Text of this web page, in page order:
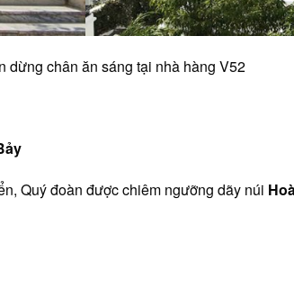
dừng chân ăn sáng tại nhà hàng V52
Quý đoàn được chiêm ngưỡng dãy núi